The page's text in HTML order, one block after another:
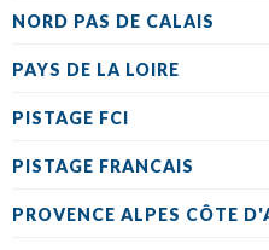
NORD PAS DE CALAIS
PAYS DE LA LOIRE
PISTAGE FCI
PISTAGE FRANCAIS
PROVENCE ALPES CÔTE